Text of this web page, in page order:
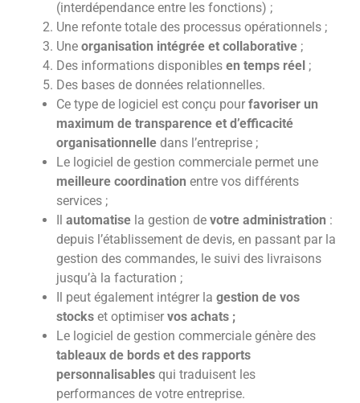
(interdépendance entre les fonctions) ;
Une refonte totale des processus opérationnels ;
Une organisation intégrée et collaborative ;
Des informations disponibles en temps réel ;
Des bases de données relationnelles.
Ce type de logiciel est conçu pour favoriser un
maximum de transparence et d’efficacité
organisationnelle dans l’entreprise ;
Le logiciel de gestion commerciale permet une
meilleure coordination entre vos différents
services ;
automatise la gestion de votre administration :
depuis l’établissement de devis, en passant par la
gestion des commandes, le suivi des livraisons
jusqu’à la facturation ;
Il peut également intégrer la gestion de vos
stocks et optimiser vos achats ;
Le logiciel de gestion commerciale génère des
tableaux de bords et des rapports
personnalisables qui traduisent les
performances de votre entreprise.